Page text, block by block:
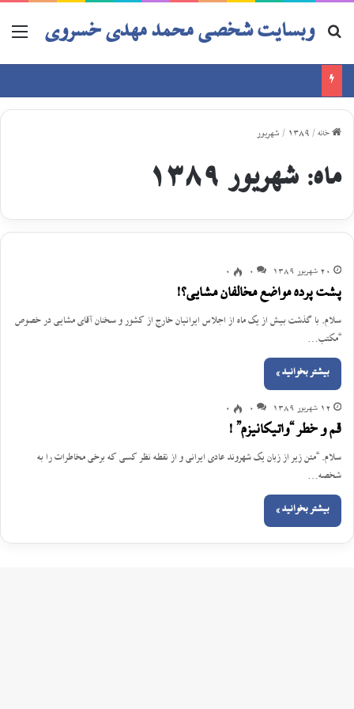
وبسایت شخصی محمد مهدی خسروی
خانه /
1389
/ شهریور
ماه: شهریور 1389
20 شهریور 1389 0
0
پشت پرده مواضع مخالفان مشایی؟!
سلام. با گذشت بیش از یک ماه از اجلاس ایرانیان خارج از کشور و سخنان آقای مشایی در خصوص
“مکتب…
بیشتر بخوانید »
12 شهریور 1389 0
0
قم و خطر “واتیکانیزم” !
سلام. “متن زیر از زبان یک شهروند عادی ایرانی و از نقطه نظر کسی که برخی مخاطرات را به
شخصه…
بیشتر بخوانید »